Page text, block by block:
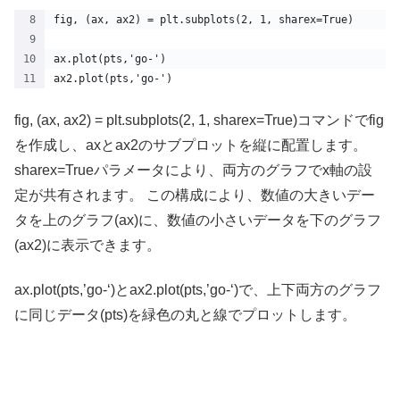
fig, (ax, ax2) = plt.subplots(2, 1, sharex=True)
ax.plot(pts,'go-')
ax2.plot(pts,'go-')
fig, (ax, ax2) = plt.subplots(2, 1, sharex=True)コマンドでfig
を作成し、axとax2のサブプロットを縦に配置します。
sharex=Trueパラメータにより、両方のグラフでx軸の設
定が共有されます。 この構成により、数値の大きいデー
タを上のグラフ(ax)に、数値の小さいデータを下のグラフ
(ax2)に表示できます。
ax.plot(pts,’go-‘)とax2.plot(pts,’go-‘)で、上下両方のグラフ
に同じデータ(pts)を緑色の丸と線でプロットします。